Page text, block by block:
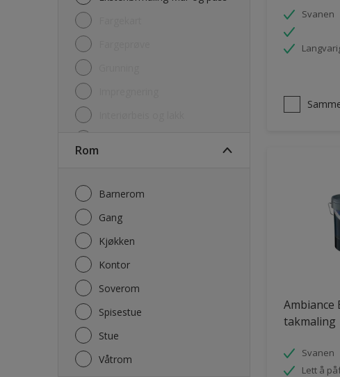
Rom
Barnerom
Gang
Kjøkken
Kontor
Soverom
Spisestue
Stue
Våtrom
Svanen
Ambiance
takmaling
Svanen
Lett å